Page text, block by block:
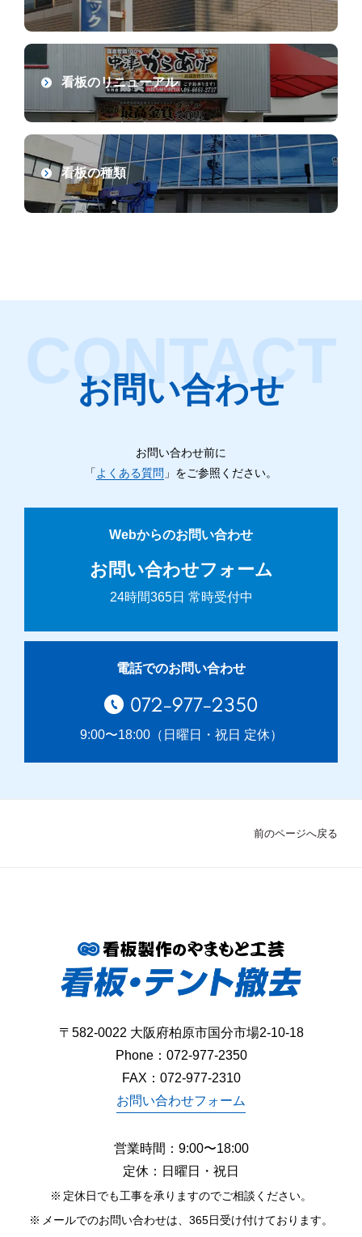
看板のリニューアル
看板の種類
お問い合わせ
お問い合わせ前に
「よくある質問 」をご参照ください。
Webからのお問い合わせ
お問い合わせフォーム
24時間365日 常時受付中
電話でのお問い合わせ
072-977-2350
9:00〜18:00（日曜日・祝日 定休）
前のページへ戻る
〒582-0022 大阪府柏原市国分市場2-10-18
Phone： 072-977-2350
FAX：072-977-2310
お問い合わせフォーム
営業時間：9:00〜18:00
定休：日曜日・祝日
定休日でも工事を承りますのでご相談ください。
メールでのお問い合わせは、365日受け付けております。